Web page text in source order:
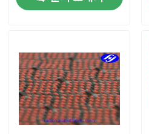
제품 소개
동영상